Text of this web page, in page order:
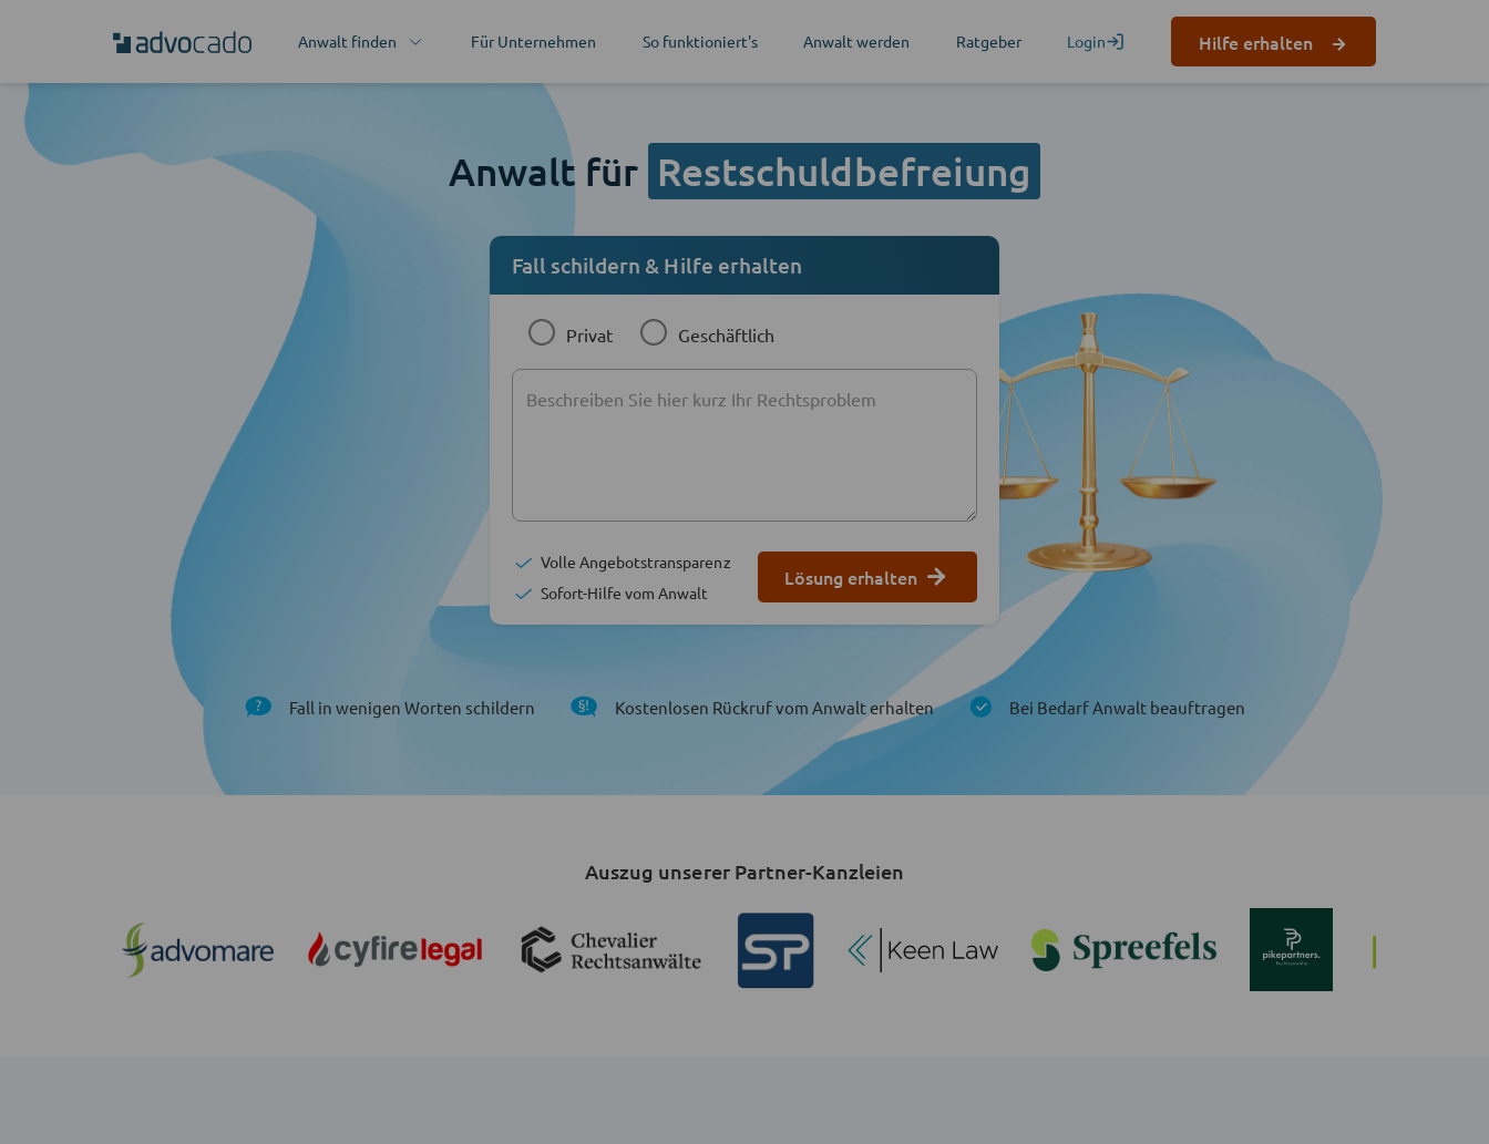
Anwalt finden Für Unternehmen So funktioniert's Anwalt werden Ratgeber Login Hilfe erhalten
Anwalt für Restschuldbefreiung
Fall schildern & Hilfe erhalten
Privat Geschäftlich
Volle Angebotstransparenz
Sofort-Hilfe vom Anwalt
Lösung erhalten
Fall in wenigen Worten schildern Kostenlosen Rückruf vom Anwalt erhalten Bei Bedarf Anwalt beauftragen
Auszug unserer Partner-Kanzleien